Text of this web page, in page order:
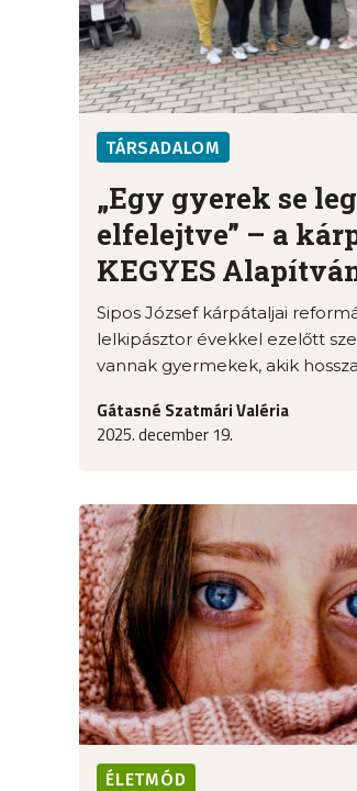
TÁRSADALOM
„Egy gyerek se
elfelejtve” – a
KEGYES
Sipos József kárpátaljai
lelkipásztor évekkel ezelőtt
vannak gyermekek, akik
Gátasné Szatmári Valéria
2025. december 19.
ÉLETMÓD